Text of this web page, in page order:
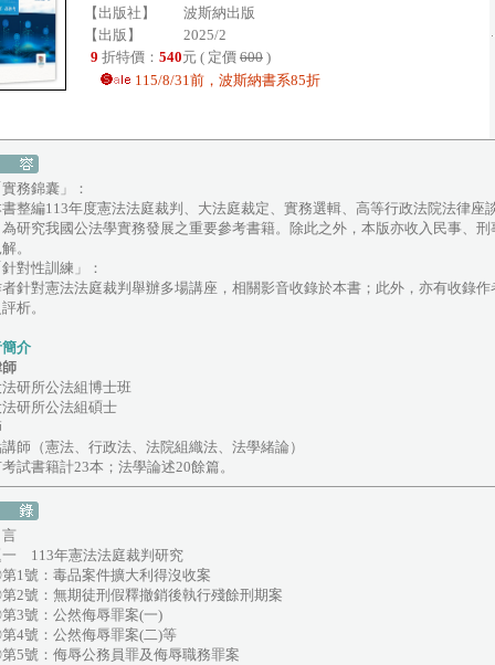
【出版社】
波斯納出版
【出版】
2025/2
9 折特價： 540元 ( 定價 600 )
115/8/31前，波斯納書系85折
務錦囊」：
編113年度憲法法庭裁判、大法庭裁定、實務選輯、高等行政法院法律座
研究我國公法學實務發展之重要參考書籍。除此之外，本版亦收入民事、
。
對性訓練」：
對憲法法庭裁判舉辦多場講座，相關影音收錄於本書；此外，亦有收錄作
析。
介
研所公法組博士班
研所公法組碩士
師（憲法、行政法、法院組織法、法學緒論）
試書籍計23本；法學論述20餘篇。
一 113年憲法法庭裁判研究
號：毒品案件擴大利得沒收案
號：無期徒刑假釋撤銷後執行殘餘刑期案
號：公然侮辱罪案(一)
號：公然侮辱罪案(二)等
號：侮辱公務員罪及侮辱職務罪案